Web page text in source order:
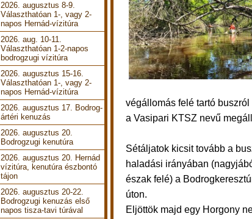
végállomás felé tartó
a Vasipari KTSZ nevű
Sétáljatok kicsit tovább a
haladási irányában
észak felé) a
úton.
Eljöttök majd egy Horgony
2026. augusztus 8-9.
Választhatóan 1-, vagy 2-
napos Hernád-vízitúra
2026. aug. 10-11.
Választhatóan 1-2-napos
bodrogzugi vízitúra
2026. augusztus 15-16.
Választhatóan 1-, vagy 2-
napos Hernád-vízitúra
2026. augusztus 17. Bodrog-
ártéri kenuzás
2026. augusztus 20.
Bodrogzugi kenutúra
2026. augusztus 20. Hernád
vízitúra, kenutúra észbontó
tájon
2026. augusztus 20-22.
Bodrogzugi kenuzás első
napos tisza-tavi túrával